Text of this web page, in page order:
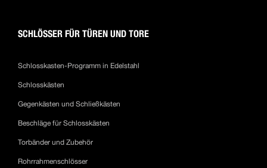
SCHLÖSSER FÜR TÜREN UND TORE
Schlosskasten-Programm in Edelstahl
Schlosskästen
Gegenkästen und Schließkästen
Beschläge für Schlosskästen
Torbänder und Zubehör
Rohrrahmenschlösser